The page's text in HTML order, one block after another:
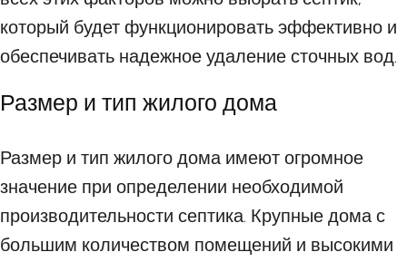
который будет функционировать эффективно и
обеспечивать надежное удаление сточных вод.
Размер и тип жилого дома
Размер и тип жилого дома имеют огромное
значение при определении необходимой
производительности септика. Крупные дома с
большим количеством помещений и высокими